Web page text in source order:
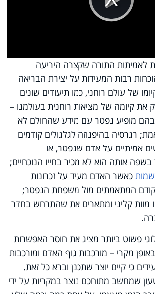
Play
לאמיתות התורה שקצרה היריעה
רבות המעידות על יצירת הבריאה
של עולם רוחני, כמו תיעודים שונים
את קיומה של מציאות רוחנית בעולמנו –
בהם מופיע נפטר עם מידע שהחולם לא
רגרסיה בהיפנוזה לגלגולים קודמים
אמיתיים על אדם שנפטר, או
אותה הוא לא מכיר בחייו הנוכחיים;
כאשר האדם מעיד על זכרונות
המתאמתים מול משפחת הנפטר;
מוות קליני ומתארים את שהתרחש בחדר
.
פשוט ביותר מציג את חוסר האפשרות
מקרי – מורכבות גוף האדם ומורכבות
כי קיים יוצר שתכנן וברא כל זאת.
שמחשב מתוחכם נוצר במקריות על ידי